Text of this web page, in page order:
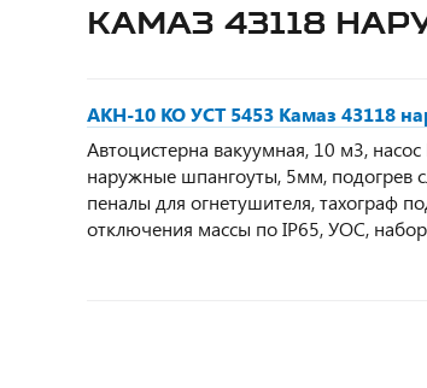
КАМАЗ 43118
АКН-10 КО УСТ 5453 Камаз 43118
Автоцистерна вакуумная, 10 м3,
наружные шпангоуты, 5мм, подогрев
пеналы для огнетушителя, тахограф
отключения массы по IP65, УОС,